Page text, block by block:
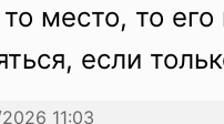
место, то
если